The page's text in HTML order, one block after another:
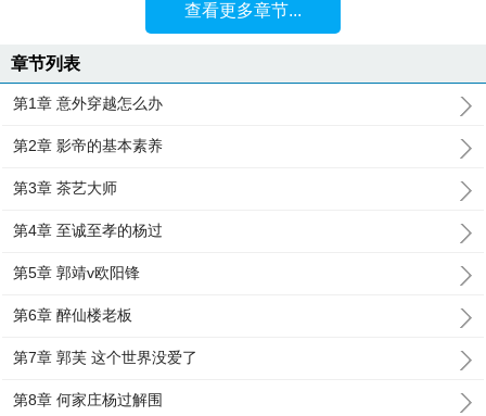
查看更多章节...
章节列表
第1章 意外穿越怎么办
第2章 影帝的基本素养
第3章 茶艺大师
第4章 至诚至孝的杨过
第5章 郭靖v欧阳锋
第6章 醉仙楼老板
第7章 郭芙 这个世界没爱了
第8章 何家庄杨过解围